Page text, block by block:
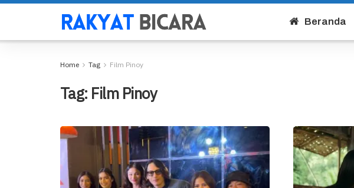
Beranda
Home Tag Film Pinoy
Tag: Film Pinoy